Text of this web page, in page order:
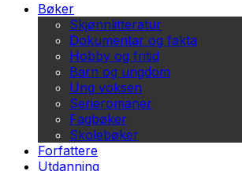
Bøker
Skjønnlitteratur
Dokumentar og fakta
Hobby og fritid
Barn og ungdom
Ung voksen
Serieromaner
Fagbøker
Skolebøker
Forfattere
Utdanning